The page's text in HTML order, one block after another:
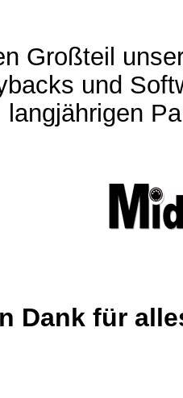
Großteil
und
langjährigen
Dank für